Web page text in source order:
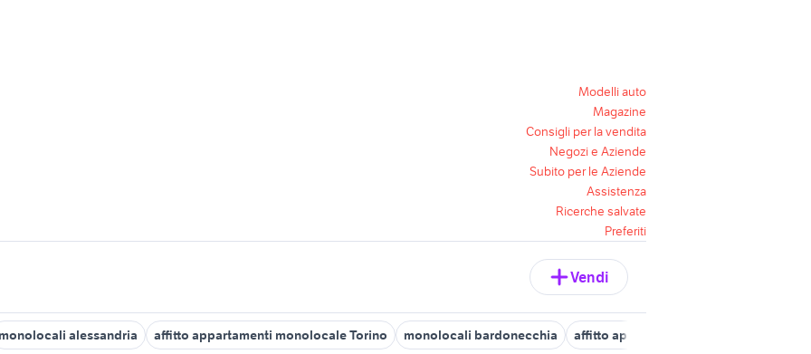
Modelli auto
Magazine
Consigli per la vendita
Negozi e Aziende
Subito per le Aziende
Assistenza
Ricerche salvate
Preferiti
Vendi
alessandria affitto appartamenti monolocale Torino monolocali bardonecchia affitto appartamenti monolocale